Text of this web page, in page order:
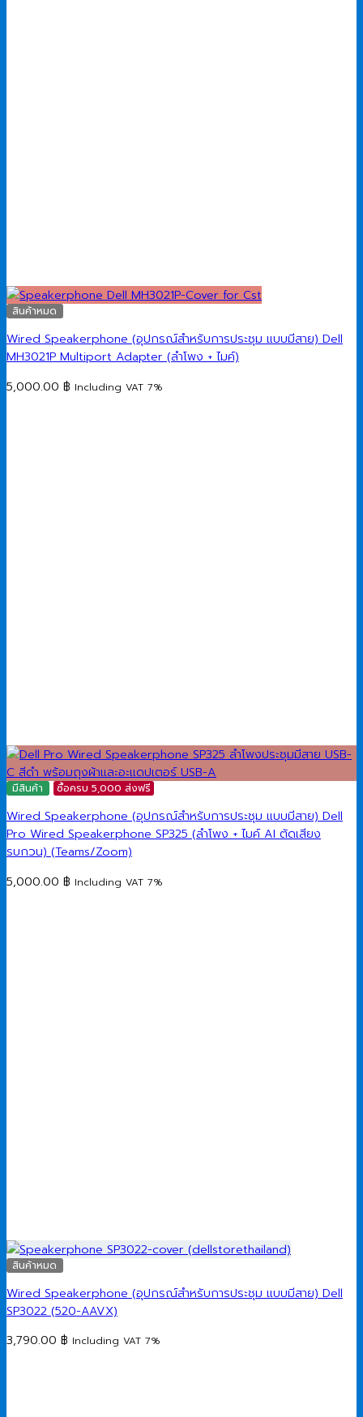
สินค้าหมด
Wired Speakerphone (อุปกรณ์สำหรับการประชุม แบบมีสาย) Dell
MH3021P Multiport Adapter (ลำโพง + ไมค์)
5,000.00 ฿ Including VAT 7%
มีสินค้า ซื้อครบ 5,000 ส่งฟรี
Wired Speakerphone (อุปกรณ์สำหรับการประชุม แบบมีสาย) Dell
Pro Wired Speakerphone SP325 (ลำโพง + ไมค์ AI ตัดเสียง
รบกวน) (Teams/Zoom)
5,000.00 ฿ Including VAT 7%
สินค้าหมด
Wired Speakerphone (อุปกรณ์สำหรับการประชุม แบบมีสาย) Dell
SP3022 (520-AAVX)
3,790.00 ฿ Including VAT 7%